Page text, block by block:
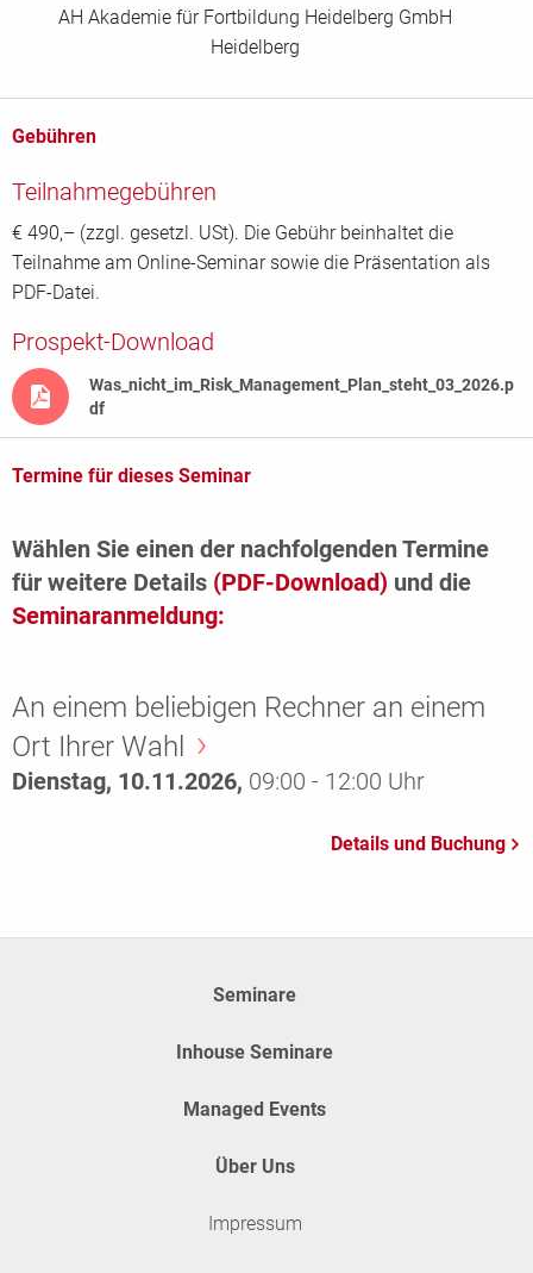
AH Akademie für Fortbildung Heidelberg GmbH
Heidelberg
Gebühren
Teilnahmegebühren
€ 490,– (zzgl. gesetzl. USt). Die Gebühr beinhaltet die
Teilnahme am Online-Seminar sowie die Präsentation als
PDF-Datei.
Prospekt-Download
Was_nicht_im_Risk_Management_Plan_steht_03_2026.p
df
Termine für dieses Seminar
Wählen Sie einen der nachfolgenden Termine
für weitere Details (PDF-Download) und die
Seminaranmeldung:
An einem beliebigen Rechner an einem
Ort Ihrer Wahl
Dienstag, 10.11.2026, 09:00 - 12:00 Uhr
Seminare
Inhouse Seminare
Managed Events
Über Uns
Impressum